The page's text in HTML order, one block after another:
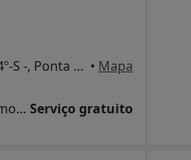
Rua Bento José Morais 23, 4º-S -, Ponta Delgada • Mapa
Colonoscopia total com remoção de pólipos Serviço gratuito